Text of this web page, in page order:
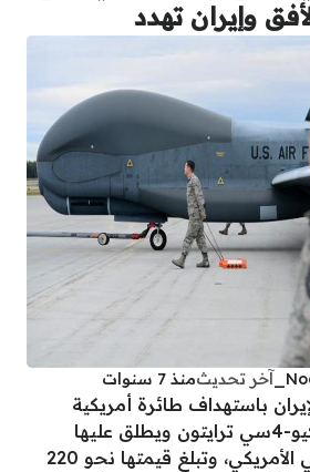
وإيران تهدد
آخر تحديثمنذ 7 سنوات
باستهداف طائرة أمريكية
مسيرة من طراز إم.كيو-4سي ترايتون ويطلق عليها
“الوحش الاستخباراتي الأمريكي، وتبلغ قيمتها نحو 220